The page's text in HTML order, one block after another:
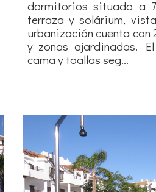
dormitorios situado a
terraza y solárium,
urbanización cuenta
y zonas ajardinadas.
cama y toallas seg...